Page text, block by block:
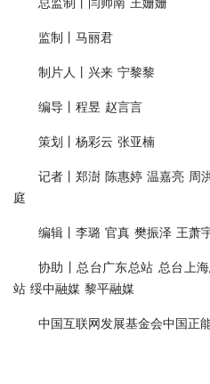
监制丨马丽君
制片人丨兴来 宁黎黎
编导丨程昱 赵言言
策划丨杨彩云 张亚楠
记者丨郑澍 陈惠婷 温嘉亮 周
庭
编辑丨李璐 官真 樊振泽 王萧
协助丨总台广东总站 总台上
站 绥中融媒 黎平融媒
中国互联网发展基金会中国正